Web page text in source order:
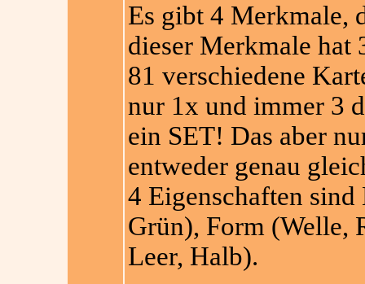
Es gibt 4 Merkmale,
dieser Merkmale hat
81 verschiedene
nur 1x und immer 3
ein SET! Das aber
entweder genau
4 Eigenschaften
Grün), Form (Welle,
Leer, Halb).